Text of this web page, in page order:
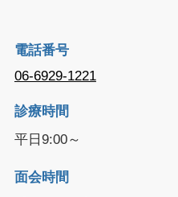
電話番号
06-6929-1221
診療時間
平日9:00～
面会時間